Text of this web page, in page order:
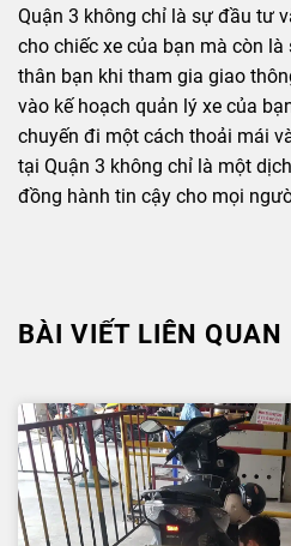
Quận 3 không chỉ là sự đầu tư
cho chiếc xe của bạn mà còn
thân bạn khi tham gia giao
vào kế hoạch quản lý xe của
chuyến đi một cách thoải mái
tại Quận 3 không chỉ là một
đồng hành tin cậy cho mọi
BÀI VIẾT LIÊN QUAN